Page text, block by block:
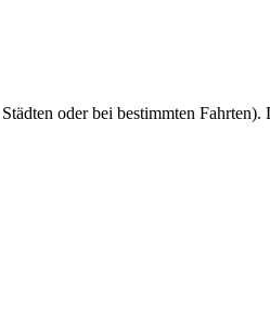
oder bei bestimmten Fahrten).